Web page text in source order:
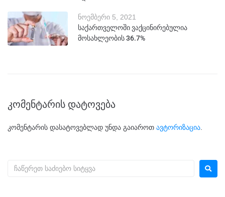
ნოემბერი 5, 2021
საქართველოში ვაქცინირებულია
მოსახლეობის 36.7%
კომენტარის დატოვება
კომენტარის დასატოვებლად უნდა გაიაროთ ავტორიზაცია